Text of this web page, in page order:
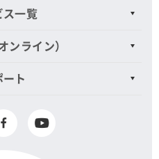
ス一覧
ンライン）
ート